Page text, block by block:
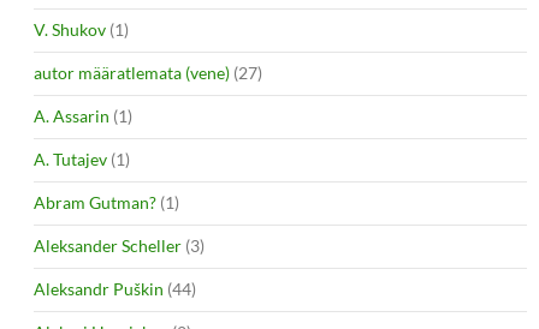
V. Shukov (1)
autor määratlemata (vene) (27)
A. Assarin (1)
A. Tutajev (1)
Abram Gutman? (1)
Aleksander Scheller (3)
Aleksandr Puškin (44)